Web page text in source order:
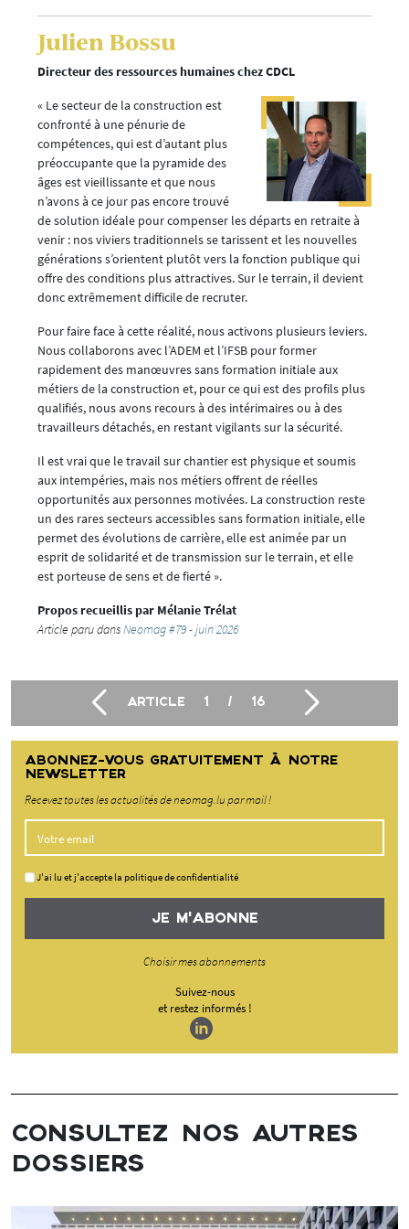
Julien Bossu
Directeur des ressources humaines chez CDCL
« Le secteur de la construction est
confronté à une pénurie de
compétences, qui est d’autant plus
préoccupante que la pyramide des
âges est vieillissante et que nous
n’avons à ce jour pas encore trouvé
de solution idéale pour compenser les départs en retraite à
venir : nos viviers traditionnels se tarissent et les nouvelles
générations s’orientent plutôt vers la fonction publique qui
offre des conditions plus attractives. Sur le terrain, il devient
donc extrêmement difficile de recruter.
Pour faire face à cette réalité, nous activons plusieurs leviers.
Nous collaborons avec l’ADEM et l’IFSB pour former
rapidement des manœuvres sans formation initiale aux
métiers de la construction et, pour ce qui est des profils plus
qualifiés, nous avons recours à des intérimaires ou à des
travailleurs détachés, en restant vigilants sur la sécurité.
Il est vrai que le travail sur chantier est physique et soumis
aux intempéries, mais nos métiers offrent de réelles
opportunités aux personnes motivées. La construction reste
un des rares secteurs accessibles sans formation initiale, elle
permet des évolutions de carrière, elle est animée par un
esprit de solidarité et de transmission sur le terrain, et elle
est porteuse de sens et de fierté ».
Propos recueillis par Mélanie Trélat
Article paru dansNeomag #79 - juin 2026
ARTICLE 1 / 16
ABONNEZ-VOUS GRATUITEMENT À NOTRE
NEWSLETTER
Recevez toutes les actualités de neomag.lu par mail !
J'ai lu et j'accepte la politique de confidentialité
JE M'ABONNE
Choisir mes abonnements
Suivez-nous
et restez informés !
CONSULTEZ NOS AUTRES
DOSSIERS